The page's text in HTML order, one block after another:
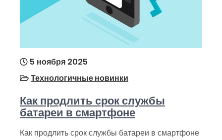
5 ноября 2025
Технологичные новинки
Как продлить срок службы
батареи в смартфоне
Как продлить срок службы батареи в смартфоне